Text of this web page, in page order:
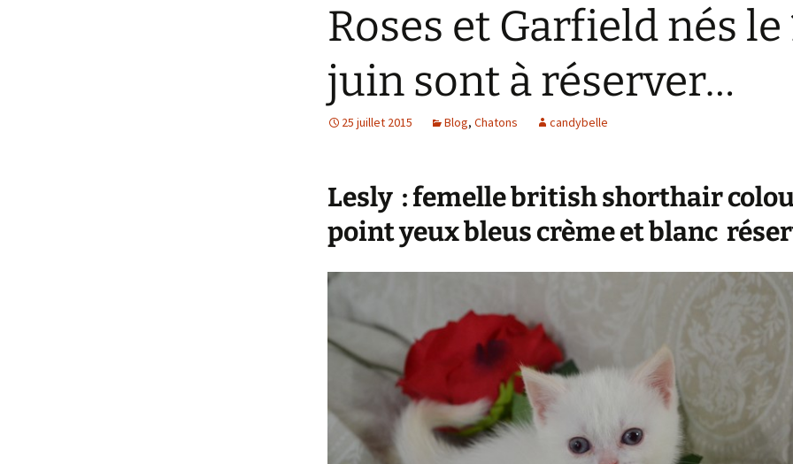
Roses et Garfield nés le
juin sont à réserver…
25 juillet 2015 Blog, Chatons candybelle
Lesly : femelle british shorthair
point yeux bleus crème et blanc